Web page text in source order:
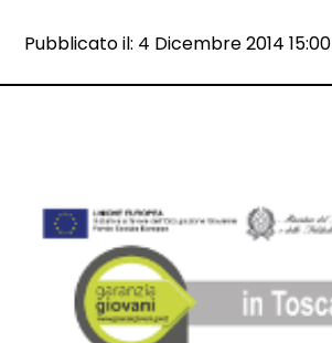
Data e ora:
Pubblicato il: 4 Dicembre 2014 15:00